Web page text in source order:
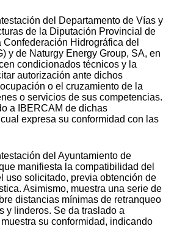
del Departamento de Vías y
de la Diputación Provincial de
Hidrográfica del
y de Naturgy Energy Group, SA, en
condicionados técnicos y la
autorización ante dichos
o el cruzamiento de la
o servicios de sus competencias.
a IBERCAM de dichas
expresa su conformidad con las
del Ayuntamiento de
manifiesta la compatibilidad del
uso solicitado, previa obtención de
Asimismo, muestra una serie de
distancias mínimas de retranqueo
y linderos. Se da traslado a
su conformidad, indicando